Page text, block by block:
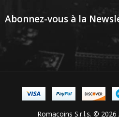
Abonnez-vous à la
Romacoins S.r.l.s. © 2026